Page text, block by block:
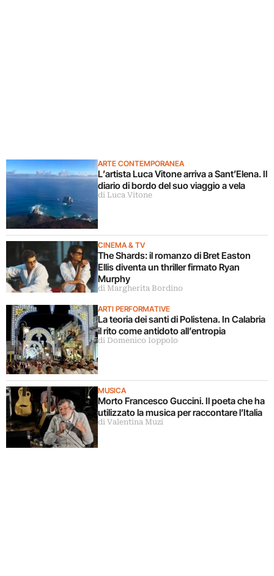
ARTE CONTEMPORANEA
L’artista Luca Vitone arriva a Sant’Elena. Il
diario di bordo del suo viaggio a vela
di Luca Vitone
CINEMA & TV
The Shards: il romanzo di Bret Easton
Ellis diventa un thriller firmato Ryan
Murphy
di Margherita Bordino
ARTI PERFORMATIVE
La teoria dei santi di Polistena. In Calabria
il rito come antidoto all’entropia
di Domenico Ioppolo
MUSICA
Morto Francesco Guccini. Il poeta che ha
utilizzato la musica per raccontare l’Italia
di Valentina Muzi